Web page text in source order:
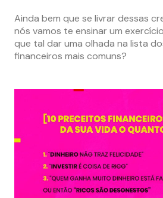
Ainda bem que se livrar dessas
nós vamos te ensinar um
que tal dar uma olhada na lista
financeiros mais comuns?